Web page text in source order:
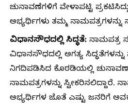
ಚುನಾವಣೆಗಳಿಗೆ ವೇಳಾಪಟ್ಟಿ
ಅಭ್ಯರ್ಥಿಗಳು ತಮ್ಮ ನಾಮಪತ್ರಗಳನ್ನು
ವಿಧಾನಸೌಧದಲ್ಲಿ ಸಿದ್ಧತೆ: ನಾಮಪತ್ರ
ವಿಧಾನಸೌಧದಲ್ಲಿ ಅಗತ್ಯ
ನಿಗದಿಪಡಿಸಿದ ಕೊಠಡಿಯಲ್ಲಿ
ನಾಮಪತ್ರಗಳನ್ನು ಸ್ವೀಕರಿಸಲಿದ್ದಾರೆ.
ಅಭ್ಯರ್ಥಿಗಳ ಜೊತೆ ಎಷ್ಟು ಜನರಿಗೆ